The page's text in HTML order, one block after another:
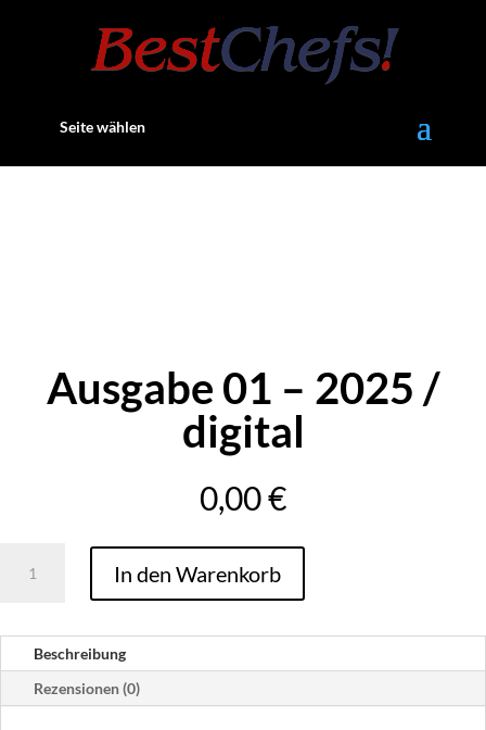
Seite wählen
Ausgabe 01 – 2025 /
digital
0,00€
digital
Menge
In den Warenkorb
Beschreibung
Rezensionen (0)